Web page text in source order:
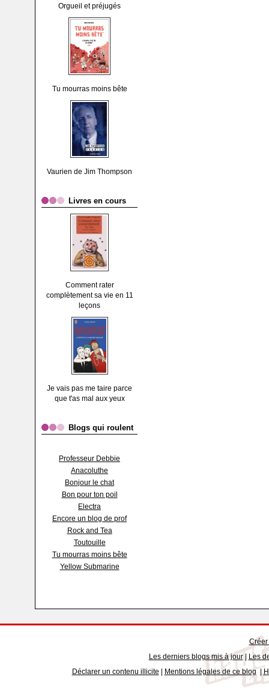
Orgueil et préjugés
Tu mourras moins bête
Vaurien de Jim Thompson
Livres en cours
Comment rater
complètement sa vie en 11
leçons
Je vais pas me taire parce
que t'as mal aux yeux
Blogs qui roulent
Professeur Debbie
Anacoluthe
Bonjour le chat
Bon pour ton poil
Electra
Encore un blog de prof
Rock and Tea
Toutouille
Tu mourras moins bête
Yellow Submarine
Les derniers blogs mis à jour| Les
Déclarer un contenu illicite
Mentions légales de ce blog|